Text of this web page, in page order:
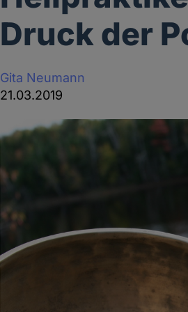
Druck der
Gita Neumann
21.03.2019